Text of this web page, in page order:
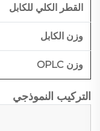
القطر الكلي للكابل
وزن الكابل
وزن OPLC
التركيب النموذجي